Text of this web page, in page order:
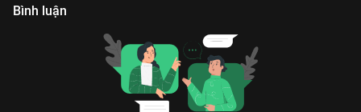
Bình luận